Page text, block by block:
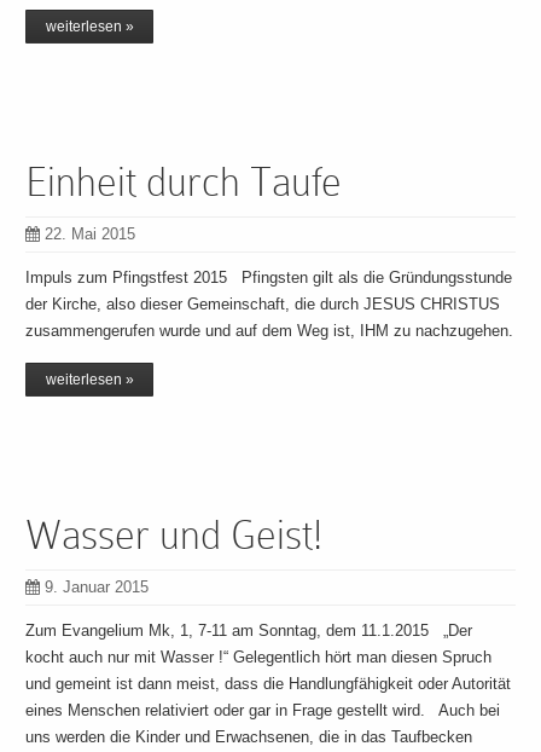
weiterlesen »
Einheit durch Taufe
22. Mai 2015
Impuls zum Pfingstfest 2015 Pfingsten gilt als die Gründungsstunde
der Kirche, also dieser Gemeinschaft, die durch JESUS CHRISTUS
zusammengerufen wurde und auf dem Weg ist, IHM zu nachzugehen.
weiterlesen »
Wasser und Geist!
9. Januar 2015
Zum Evangelium Mk, 1, 7-11 am Sonntag, dem 11.1.2015 „Der
kocht auch nur mit Wasser !“ Gelegentlich hört man diesen Spruch
und gemeint ist dann meist, dass die Handlungfähigkeit oder Autorität
eines Menschen relativiert oder gar in Frage gestellt wird. Auch bei
uns werden die Kinder und Erwachsenen, die in das Taufbecken